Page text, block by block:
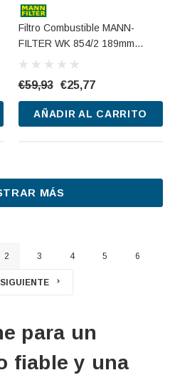
Filtro Combustible MANN-
FILTER WK 854/2 189mm
76mm
€59,93 €25,77
AÑADIR AL CARRITO
MÁS
2 3 4 5 6
SIGUIENTE
para un
fiable y una